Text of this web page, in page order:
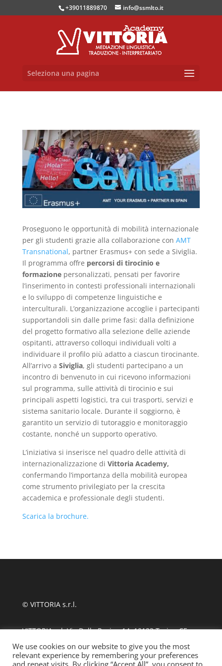
+39011889870 info@ssmlto.it
Seleziona una pagina
Proseguono le opportunità di mobilità internazionale
per gli studenti grazie alla collaborazione con AMT
Transnational, partner Erasmus+ con sede a Siviglia.
Il programma offre percorsi di tirocinio e
formazionepersonalizzati, pensati per favorire
l’inserimento in contesti professionali internazionali
e lo sviluppo di competenze linguistiche e
interculturali. L’organizzazione accoglie i partecipanti
supportandoli sin dalle prime fasi: dalla definizione
del progetto formativo alla selezione delle aziende
ospitanti, attraverso colloqui individuali volti a
individuare il profilo più adatto a ciascun tirocinante.
All’arrivo a Siviglia, gli studenti partecipano a un
incontro di benvenuto in cui ricevono informazioni
sul programma, sulle attività di tirocinio e sui
principali aspetti logistici, tra cui trasporti, servizi e
sistema sanitario locale. Durante il soggiorno, è
garantito un servizio di tutoraggio e monitoraggio
costante, nonché un supporto operativo.
L’iniziativa si inserisce nel quadro delle attività di
internazionalizzazione di Vittoria Academy,
confermando l’importanza della mobilità europea
come strumento privilegiato per la crescita
accademica e professionale degli studenti.
Scarica la brochure.
© VITTORIA s.r.l.
VITTORIA srl, Via Delle Rosine 14, 10123 Torino CF
11124480010
We use cookies on our website to give you the most
relevant experience by remembering your preferences
and repeat visits. By clicking “Accept All”, you consent to